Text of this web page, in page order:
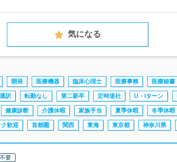
気になる
開発 医療機器 臨床心理士 医療事務 医療秘書
通訳 転勤なし 第二新卒 定時退社 U・Iターン
健康診断 介護休暇 家族手当 夏季休暇 冬季休暇
歓迎 首都圏 関西 東海 東京都 神奈川県
要